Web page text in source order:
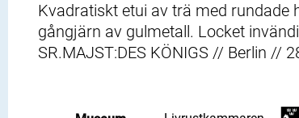
Kvadratiskt etui av trä med rundade
gångjärn av gulmetall. Locket
SR.MAJST:DES KÖNIGS // Berlin //